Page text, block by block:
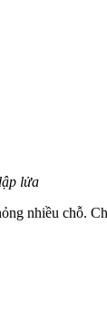
lửa
nhiều chỗ.